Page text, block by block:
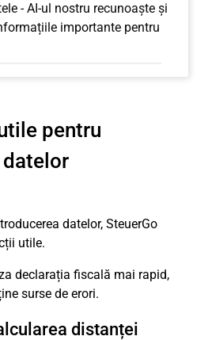
- AI-ul nostru recunoaște și
importante pentru
pentru
datelor, SteuerGo
utile.
declarația fiscală mai rapid,
surse de erori.
distanței